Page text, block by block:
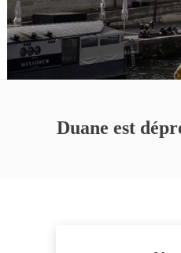
Duane est